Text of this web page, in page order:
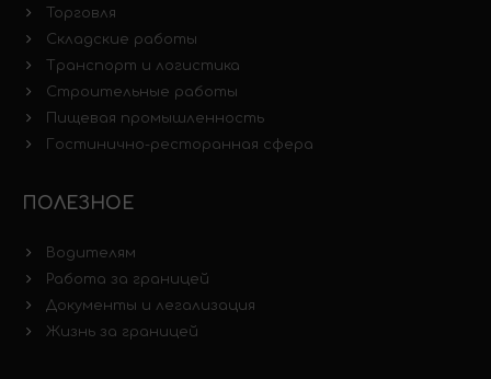
Торговля
Складские работы
Транспорт и логистика
Строительные работы
Пищевая промышленность
Гостинично-ресторанная сфера
ПОЛЕЗНОЕ
Водителям
Работа за границей
Документы и легализация
Жизнь за границей